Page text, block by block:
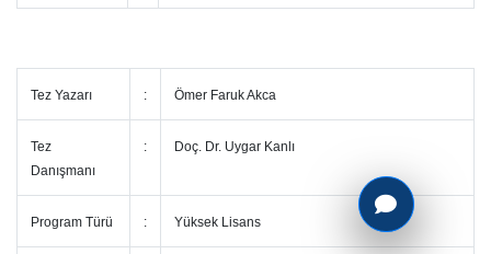
Tez Yazarı : Ömer Faruk Akca
Tez
Danışmanı
: Doç. Dr. Uygar Kanlı
Program Türü : Yüksek Lisans